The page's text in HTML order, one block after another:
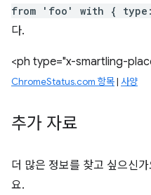
from 'foo' with {
다.
<ph type="x-smartling-
ChromeStatus.com 항목| 사양
추가 자료
더 많은 정보를 찾고 싶으신
요.